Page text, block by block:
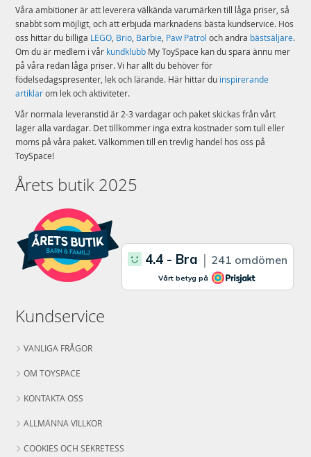
Våra ambitioner är att leverera välkända varumärken till låga priser, så
snabbt som möjligt, och att erbjuda marknadens bästa kundservice. Hos
oss hittar du billiga LEGO, Brio, Barbie, Paw Patrol och andra bästsäljare.
Om du är medlem i vår kundklubb My ToySpace kan du spara ännu mer
på våra redan låga priser. Vi har allt du behöver för
födelsedagspresenter, lek och lärande. Här hittar du inspirerande
artiklarom lek och aktiviteter.
Vår normala leveranstid är 2-3 vardagar och paket skickas från vårt
lager alla vardagar. Det tillkommer inga extra kostnader som tull eller
moms på våra paket. Välkommen till en trevlig handel hos oss på
ToySpace!
Årets butik 2025
Kundservice
VANLIGA FRÅGOR
OM TOYSPACE
KONTAKTA OSS
ALLMÄNNA VILLKOR
COOKIES OCH SEKRETESS